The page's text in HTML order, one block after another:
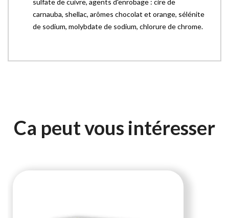
sulfate de cuivre, agents d'enrobage : cire de
carnauba, shellac, arômes chocolat et orange, sélénite
de sodium, molybdate de sodium, chlorure de chrome.
Ca peut vous intéresser